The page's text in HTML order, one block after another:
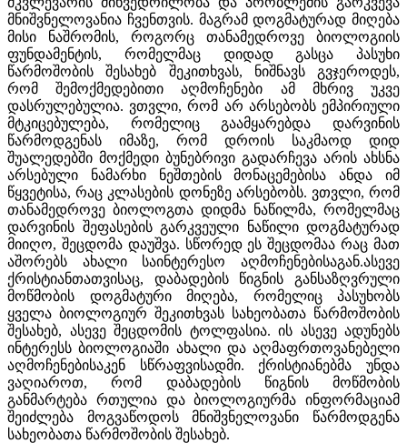
მნიშვნელოვანია ჩვენთვის. მაგრამ დოგმატურად მიღება
მისი ნაშრომის, როგორც თანამედროვე ბიოლოგიის
ფუნდამენტის, რომელმაც დიდად გასცა პასუხი
წარმოშობის შესახებ შეკითხვას, ნიშნავს გვჯეროდეს,
რომ შემოქმედებითი აღმოჩენები ამ მხრივ უკვე
დასრულებულია. ვთვლი, რომ არ არსებობს ემპირიული
მტკიცებულება, რომელიც გაამყარებდა დარვინის
წარმოდგენას იმაზე, რომ დროის საკმაოდ დიდ
შუალედებში მოქმედი ბუნებრივი გადარჩევა არის ახსნა
არსებული ნამარხი ნეშთების მონაცემებისა ანდა იმ
წყვეტისა, რაც კლასების დონეზე არსებობს. ვთვლი, რომ
თანამედროვე ბიოლოგთა დიდმა ნაწილმა, რომელმაც
დარვინის შეფასების გარკვეული ნაწილი დოგმატურად
მიიღო, შეცდომა დაუშვა. სწორედ ეს შეცდომაა რაც მათ
აშორებს ახალი საინტერესო აღმოჩენებისაგან.ასევე
ქრისტიანთათვისაც, დაბადების წიგნის განსაზღვრული
მოწმობის დოგმატური მიღება, რომელიც პასუხობს
ყველა ბიოლოგიურ შეკითხვას სახეობათა წარმოშობის
შესახებ, ასევე შეცდომის ტოლფასია. ის ასევე ადუნებს
ინტერესს ბიოლოგიაში ახალი და აღმაფრთოვანებელი
აღმოჩენებისაკენ სწრაფვისადმი. ქრისტიანებმა უნდა
ვაღიაროთ, რომ დაბადების წიგნის მოწმობის
განმარტება რთულია და ბიოლოგიურმა ინფორმაციამ
შეიძლება მოგვაწოდოს მნიშვნელოვანი წარმოდგენა
სახეობათა წარმოშობის შესახებ.